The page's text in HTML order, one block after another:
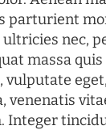
parturient
ultricies nec,
massa
vulputate
venenatis